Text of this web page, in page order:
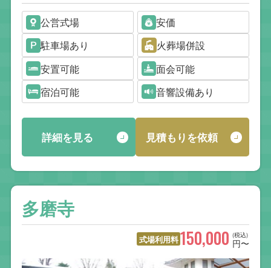
公営式場
安価
駐車場あり
火葬場併設
安置可能
面会可能
宿泊可能
音響設備あり
詳細を見る 見積もりを依頼
多磨寺
式場利用料 (税込)
150,000 円〜